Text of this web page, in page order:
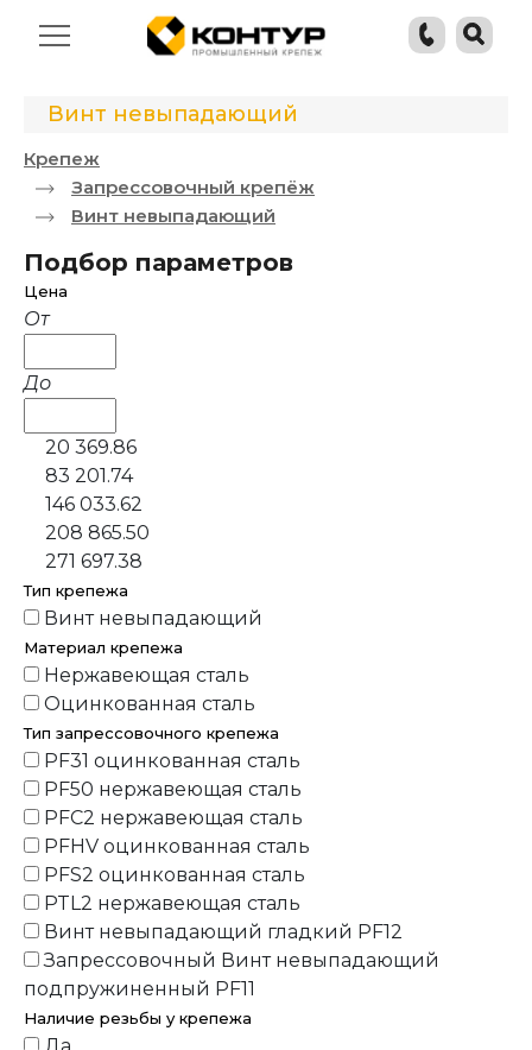
Винт невыпадающий
Крепеж
Запрессовочный крепёж
Винт невыпадающий
Подбор параметров
Цена
От
До
20 369.86
83 201.74
146 033.62
208 865.50
271 697.38
Тип крепежа
Винт невыпадающий
Материал крепежа
Нержавеющая сталь
Оцинкованная сталь
Тип запрессовочного крепежа
PF31 оцинкованная сталь
PF50 нержавеющая сталь
PFC2 нержавеющая сталь
PFHV оцинкованная сталь
PFS2 оцинкованная сталь
PTL2 нержавеющая сталь
Винт невыпадающий гладкий PF12
Запрессовочный Винт невыпадающий
подпружиненный PF11
Наличие резьбы у крепежа